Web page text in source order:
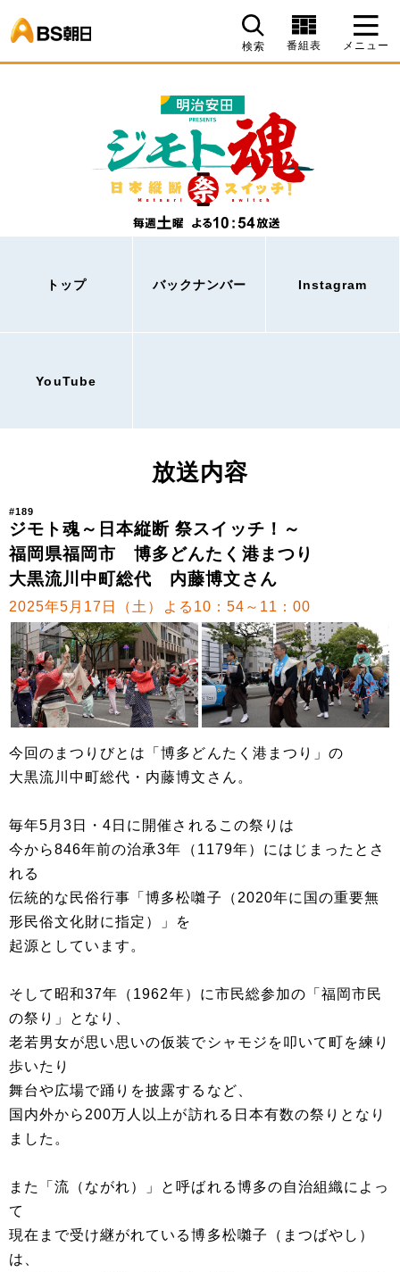
検索 番組表 メニュー
トップ バックナンバー Instagram
YouTube
放送内容
#189
ジモト魂～日本縦断 祭スイッチ！～
福岡県福岡市 博多どんたく港まつり
大黒流川中町総代 内藤博文さん
2025年5月17日（土）よる10：54～11：00
今回のまつりびとは「博多どんたく港まつり」の
大黒流川中町総代・内藤博文さん。
毎年5月3日・4日に開催されるこの祭りは
今から846年前の治承3年（1179年）にはじまったとさ
れる
伝統的な民俗行事「博多松囃子（2020年に国の重要無
形民俗文化財に指定）」を
起源としています。
そして昭和37年（1962年）に市民総参加の「福岡市民
の祭り」となり、
老若男女が思い思いの仮装でシャモジを叩いて町を練り
歩いたり
舞台や広場で踊りを披露するなど、
国内外から200万人以上が訪れる日本有数の祭りとなり
ました。
また「流（ながれ）」と呼ばれる博多の自治組織によっ
て
現在まで受け継がれている博多松囃子（まつばやし）
は、